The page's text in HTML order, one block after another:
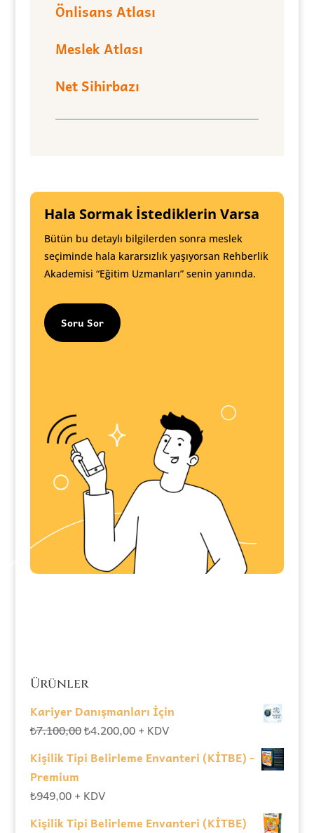
Önlisans Atlası
Meslek Atlası
Net Sihirbazı
Hala Sormak İstediklerin Varsa
Bütün bu detaylı bilgilerden sonra meslek
seçiminde hala kararsızlık yaşıyorsan Rehberlik
Akademisi “Eğitim Uzmanları” senin yanında.
Soru Sor
Ürünler
Kariyer Danışmanları İçin
₺7.100,00Orijinal
₺7.100,00.
₺4.200,00Şu
fiyat:
+ KDV
Kişilik Tipi Belirleme Envanteri (KİTBE) -
Premium
₺949,00 + KDV
Kişilik Tipi Belirleme Envanteri (KİTBE)